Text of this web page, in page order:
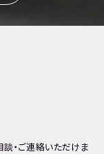
・ご連絡いただけま